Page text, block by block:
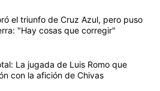
con más comentarios en los
el título "Joel Huiqui valoró el
el triunfo de Cruz Azul, pero puso
"Hay cosas que corregir"
el título "El divorcio es total: La
La jugada de Luis Romo que
con la afición de Chivas